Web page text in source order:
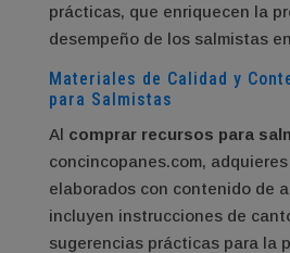
prácticas, que enriquecen la
desempeño de los salmistas
Materiales de Calidad y
para Salmistas
Al comprar recursos para
concincopanes.com,
elaborados con contenido de
incluyen instrucciones de
sugerencias prácticas para la